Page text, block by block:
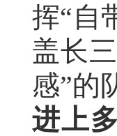
挥“自
盖长
感”的
进上